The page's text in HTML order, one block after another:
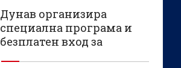
Дунав организира
специална програма и
безплатен вход за